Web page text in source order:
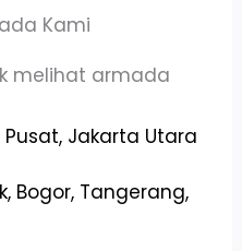
Kami
melihat armada
Jakarta Utara
Bogor, Tangerang,